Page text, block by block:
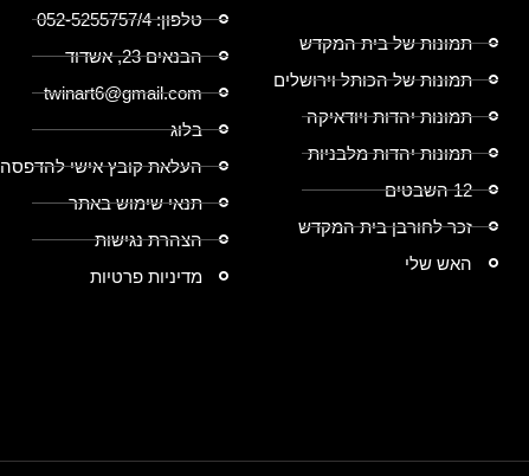
תמונות של בית המקדש
תמונות של הכותל וירושלים
תמונות יהדות ויודאיקה
תמונות יהדות מלבניות
12 השבטים
זכר לחורבן בית המקדש
האש שלי
טלפון: 052-5255757/4
הבנאים 23, אשדוד
twinart6@gmail.com
בלוג
העלאת קובץ אישי להדפסה
תנאי שימוש באתר
הצהרת נגישות
מדיניות פרטיות